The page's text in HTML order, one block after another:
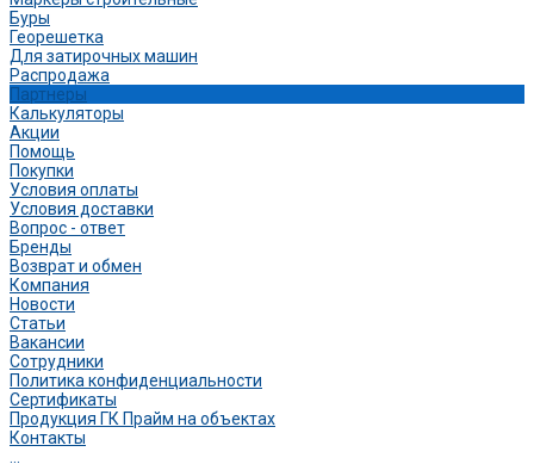
Буры
Георешетка
Для затирочных машин
Распродажа
Партнеры
Калькуляторы
Акции
Помощь
Покупки
Условия оплаты
Условия доставки
Вопрос - ответ
Бренды
Возврат и обмен
Компания
Новости
Статьи
Вакансии
Сотрудники
Политика конфиденциальности
Сертификаты
Продукция ГК Прайм на объектах
Контакты